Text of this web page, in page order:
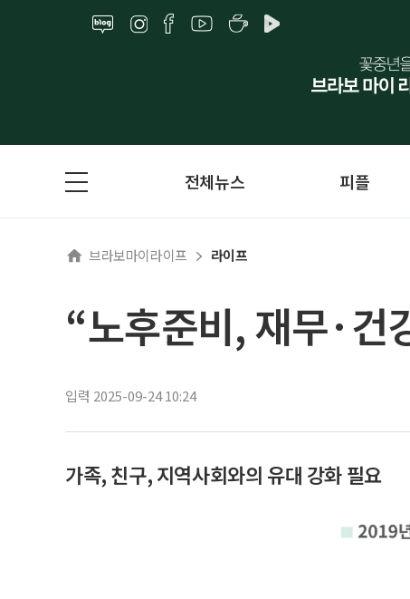
전체뉴스 피플
브라보마이라이프 라이프
“노후준비, 재무·
입력 2025-09-24 10:24
가족, 친구, 지역사회와의 유대 강화 필요